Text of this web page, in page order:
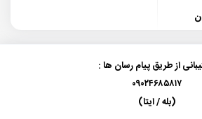
از طریق پیام رسان ها :
۰۹۰۲۴۶۸۵۸۱۷
(بله / ایتا)